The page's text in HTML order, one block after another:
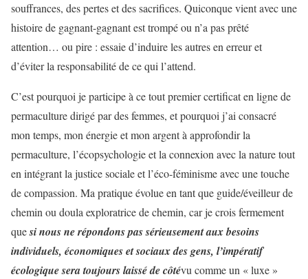
souffrances, des pertes et des sacrifices. Quiconque vient avec une
histoire de gagnant-gagnant est trompé ou n’a pas prêté
attention… ou pire : essaie d’induire les autres en erreur et
d’éviter la responsabilité de ce qui l’attend.
C’est pourquoi je participe à ce tout premier certificat en ligne de
permaculture dirigé par des femmes, et pourquoi j’ai consacré
mon temps, mon énergie et mon argent à approfondir la
permaculture, l’écopsychologie et la connexion avec la nature tout
en intégrant la justice sociale et l’éco-féminisme avec une touche
de compassion. Ma pratique évolue en tant que guide/éveilleur de
chemin ou doula exploratrice de chemin, car je crois fermement
quesi nous ne répondons pas sérieusement aux besoins
individuels, économiques et sociaux des gens, l’impératif
écologique sera toujours laissé de côtévu comme un « luxe »